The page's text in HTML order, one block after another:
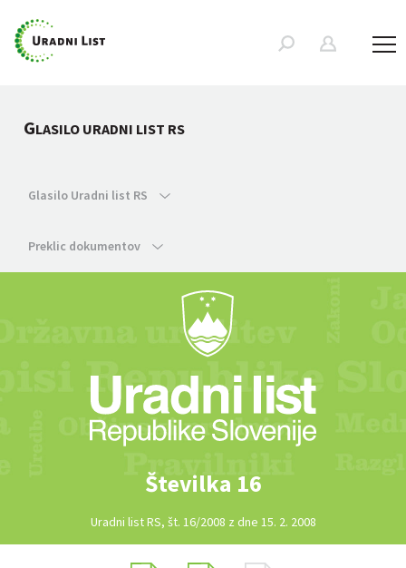
GLASILO URADNI LIST RS
Glasilo Uradni list RS
Preklic dokumentov
Številka 16
Uradni list RS, št. 16/2008 z dne 15. 2. 2008